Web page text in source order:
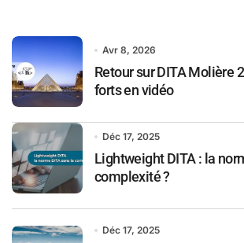
Avr 8, 2026
Retour sur DITA Molière
forts en vidéo
Déc 17, 2025
Lightweight DITA : la
complexité ?
Déc 17, 2025